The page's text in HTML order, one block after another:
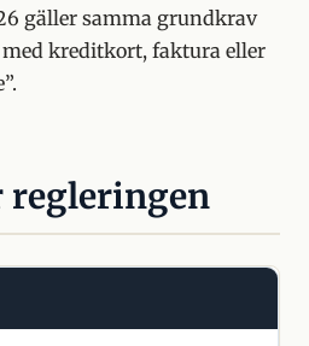
gäller samma grundkrav
kreditkort, faktura eller